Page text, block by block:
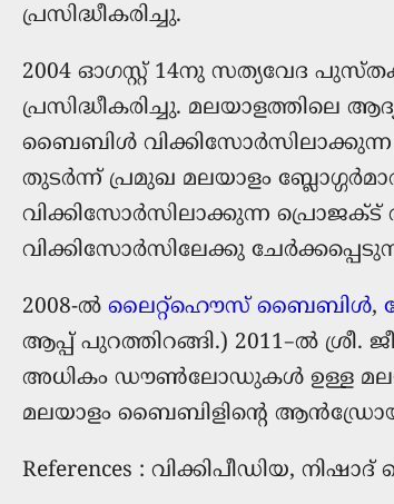
പ്രസിദ്ധീകരിച്ചു.
2004 ഓഗസ്റ്റ് 14നു സത്യവേദ
പ്രസിദ്ധീകരിച്ചു.
ബൈബിള്‍ വിക്കിസോര്‍സിലാക്കുന്ന
തുടര്‍ന്ന് പ്രമുഖ മലയാളം
വിക്കിസോര്‍സിലാക്കുന്ന പ്രൊജക്ട്
വിക്കിസോര്‍സിലേക്കു
2008-ൽ ലൈറ്റ്ഹൌസ് ബൈബിള്‍,
ആപ്പ് പുറത്തിറങ്ങി.) 2011–ല്‍
അധികം ഡൗൺലോഡുകൾ ഉള്ള
മലയാളം ബൈബിളിന്റെ
References : വിക്കിപീഡിയ,